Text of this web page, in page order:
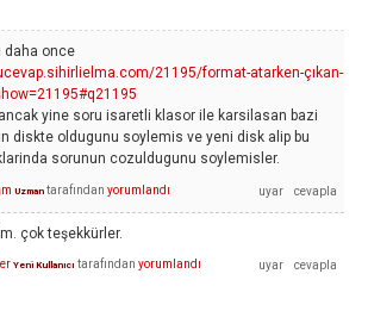
daha once
21195/format-atarken-çıkan-
yine soru isaretli klasor ile karsilasan bazi
diskte oldugunu soylemis ve yeni disk alip bu
sorunun cozuldugunu soylemisler.
Uzman tarafından yorumlandı
çok teşekkürler.
Yeni Kullanıcı tarafından yorumlandı